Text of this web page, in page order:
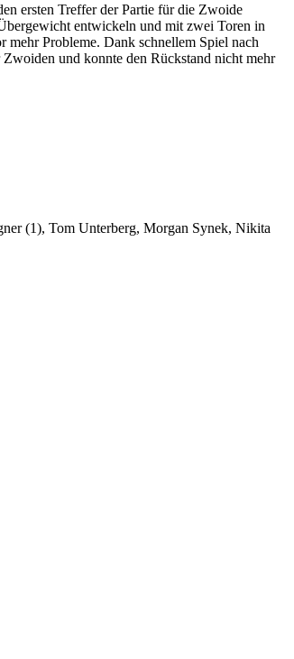
ersten Treffer der Partie für die Zwoide
entwickeln und mit zwei Toren in
Probleme. Dank schnellem Spiel nach
und konnte den Rückstand nicht mehr
(1), Tom Unterberg, Morgan Synek, Nikita